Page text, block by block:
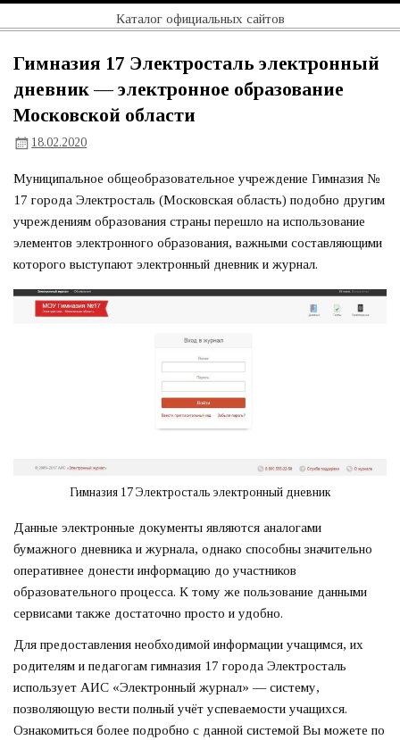
Перейти
содержимому
Официальный
Каталог официальных сайтов
Гимназия 17 Электросталь электронный
дневник — электронное образование
Московской области
18.02.2020
Муниципальное общеобразовательное учреждение Гимназия №
17 города Электросталь (Московская область) подобно другим
учреждениям образования страны перешло на использование
элементов электронного образования, важными составляющими
которого выступают электронный дневник и журнал.
Гимназия 17 Электросталь электронный дневник
Данные электронные документы являются аналогами
бумажного дневника и журнала, однако способны значительно
оперативнее донести информацию до участников
образовательного процесса. К тому же пользование данными
сервисами также достаточно просто и удобно.
Для предоставления необходимой информации учащимся, их
родителям и педагогам гимназия 17 города Электросталь
использует АИС «Электронный журнал» — систему,
позволяющую вести полный учёт успеваемости учащихся.
Ознакомиться более подробно с данной системой Вы можете по